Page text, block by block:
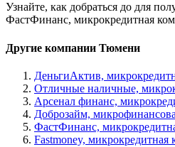
Узнайте, как добраться до для
ФастФинанс, микрокредитная
Другие компании Тюмени
ДеньгиАктив,
Отличные наличные,
Арсенал финанс,
Доброзайм,
ФастФинанс,
Fastmoney, микрокредитная